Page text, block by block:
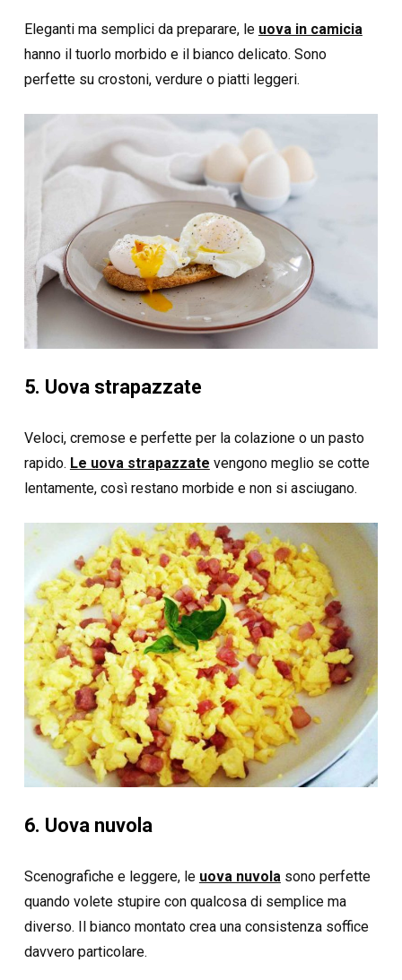
Eleganti ma semplici da preparare, le uova in camicia
hanno il tuorlo morbido e il bianco delicato. Sono
perfette su crostoni, verdure o piatti leggeri.
5. Uova strapazzate
Veloci, cremose e perfette per la colazione o un pasto
rapido. Le uova strapazzate vengono meglio se cotte
lentamente, così restano morbide e non si asciugano.
6. Uova nuvola
Scenografiche e leggere, le uova nuvolasono perfette
quando volete stupire con qualcosa di semplice ma
diverso. Il bianco montato crea una consistenza soffice
davvero particolare.